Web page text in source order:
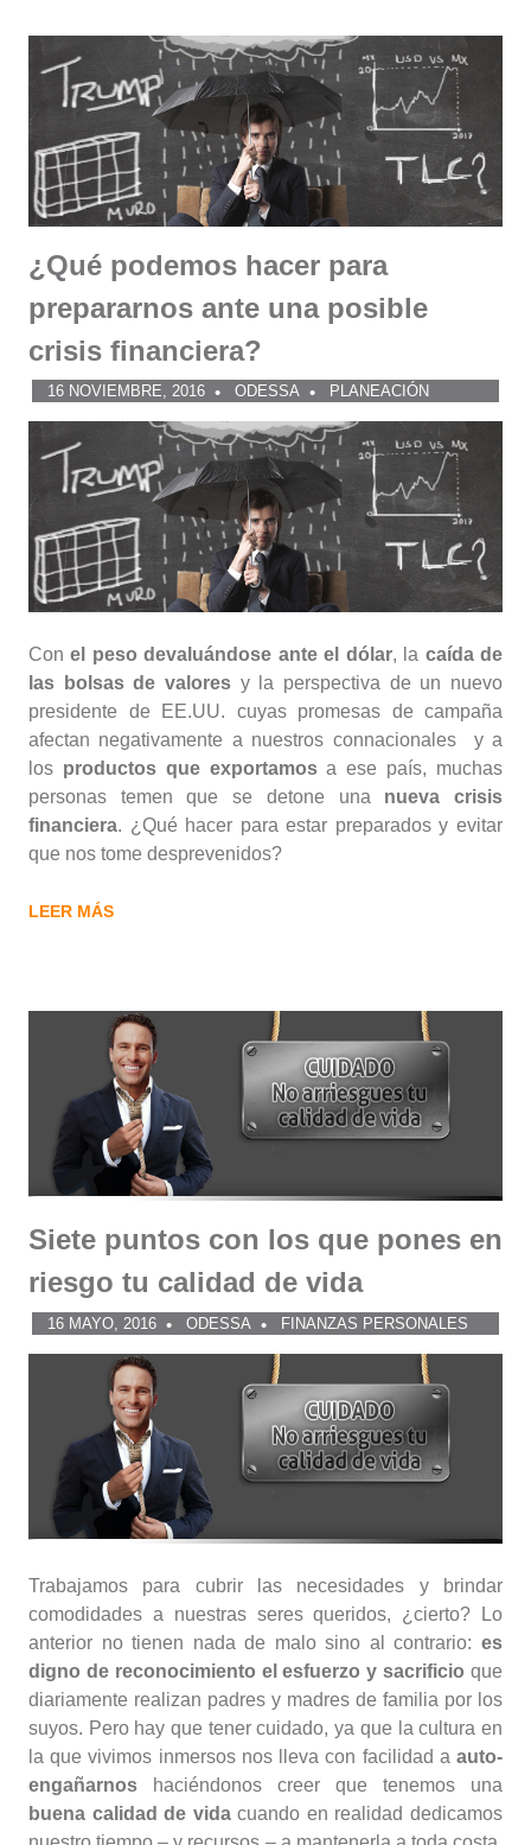
¿Qué podemos hacer para
prepararnos ante una posible
crisis financiera?
16 NOVIEMBRE, 2016 ODESSA PLANEACIÓN
Conel peso devaluándose ante el dólar, la caída de
las bolsas de valores y la perspectiva de un nuevo
presidente de EE.UU. cuyas promesas de campaña
afectan negativamente a nuestros connacionales y a
los productos que exportamosa ese país, muchas
personas temen que se detone una nueva crisis
financiera. ¿Qué hacer para estar preparados y evitar
que nos tome desprevenidos?
LEER MÁS
Siete puntos con los que pones en
riesgo tu calidad de vida
16 MAYO, 2016 ODESSA FINANZAS PERSONALES
Trabajamos para cubrir las necesidades y brindar
comodidades a nuestras seres queridos, ¿cierto? Lo
anterior no tienen nada de malo sino al contrario: es
digno de reconocimiento el esfuerzo y sacrificio que
diariamente realizan padres y madres de familia por los
suyos. Pero hay que tener cuidado, ya que la cultura en
la que vivimos inmersos nos lleva con facilidad a auto-
engañarnos haciéndonos creer que tenemos una
buena calidad de vidacuando en realidad dedicamos